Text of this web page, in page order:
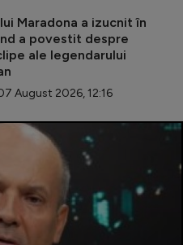
Maradona a izucnit în
a povestit despre
ale legendarului
August 2026, 12:16